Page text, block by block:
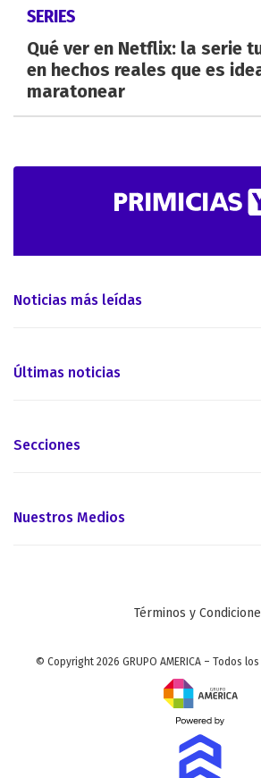
SERIES
Qué ver en Netflix: la serie
en hechos reales que es
maratonear
Noticias más leídas
Últimas noticias
Secciones
Nuestros Medios
Términos y
© Copyright 2026 GRUPO AMERICA – Todos